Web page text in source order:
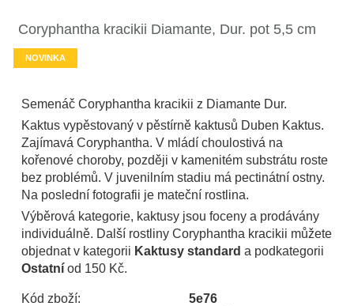
Coryphantha kracikii Diamante, Dur. pot 5,5 cm
NOVINKA
Semenáč Coryphantha kracikii z Diamante Dur.
Kaktus vypěstovaný v pěstírně kaktusů Duben Kaktus.
Zajímavá Coryphantha. V mládí choulostivá na
kořenové choroby, později v kamenitém substrátu roste
bez problémů. V juvenilním stadiu má pectinátní ostny.
Na poslední fotografii je mateční rostlina.
Výběrová kategorie, kaktusy jsou foceny a prodávány
individuálně. Další rostliny Coryphantha kracikii můžete
objednat v kategorii Kaktusy standard a podkategorii
Ostatní od 150 Kč.
Kód zboží:
5e76